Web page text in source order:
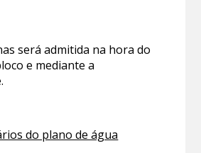
será admitida na hora do
e mediante a
do plano de água